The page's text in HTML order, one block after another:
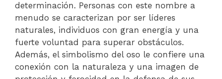
determinación. Personas con este nombre a
menudo se caracterizan por ser líderes
naturales, individuos con gran energía y una
fuerte voluntad para superar obstáculos.
Además, el simbolismo del oso le confiere una
conexión con la naturaleza y una imagen de